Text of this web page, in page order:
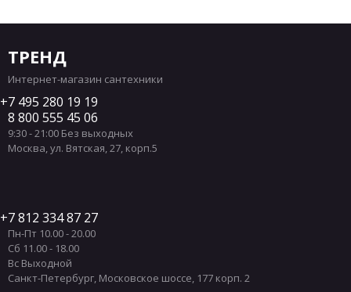
Матовые отдельностоящие ванны
Ванны Aifol
Ванны Hatria
Ванны 1700х700 мм
Акриловые ванны
Пристенные ванны
ТРЕНД
Интернет-магазин сантехники
7 495 280 19 19
8 800 555 45 06
9:30 - 21:00 Без выходных
Москва,ул. Вятская, 27, корп.5
7 812 334 87 27
Пн-Пт 10.00 - 20.00
Сб 11.00 - 18.00
Вс Выходной
Санкт-Петербург, Московское шоссе, 177 корп. 2